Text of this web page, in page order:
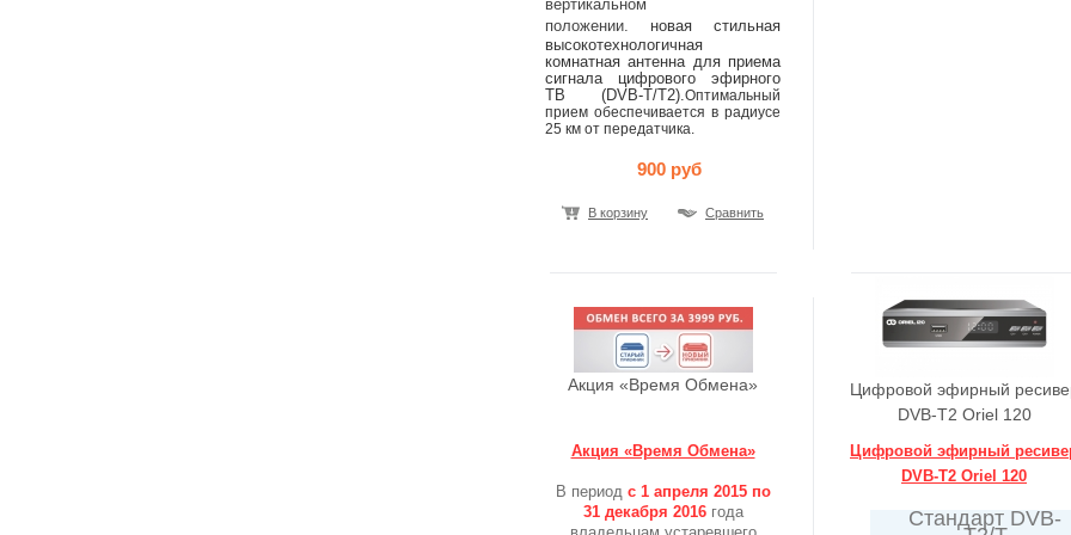
вертикальном
положении. новая стильная
высокотехнологичная
комнатная антенна для приема
сигнала цифрового эфирного
ТВ (DVB-T/Т2).Оптимальный
прием обеспечивается в радиусе
25 км от передатчика.
900 руб
В корзину Сравнить
Акция «Время Обмена»
Акция «Время Обмена»
В период с 1 апреля 2015 по
31 декабря 2016года
Цифровой эфирный
DVB-T2 Oriel 120
Цифровой эфирный
DVB-T2 Oriel 120
Стандарт DVB-